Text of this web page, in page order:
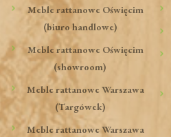
Meble rattanowe Oświęcim
(biuro handlowe)
Meble rattanowe Oświęcim
(showroom)
Meble rattanowe Warszawa
(Targówek)
Meble rattanowe Warszawa